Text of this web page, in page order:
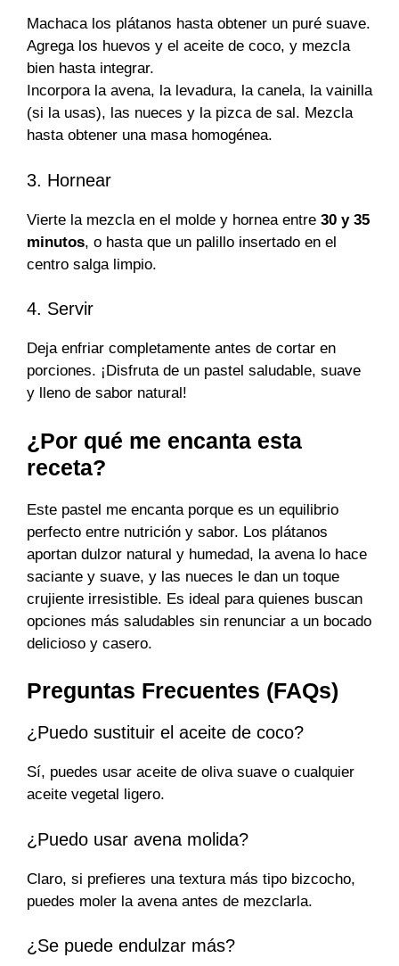
Machaca los plátanos hasta obtener un puré suave.
Agrega los huevos y el aceite de coco, y mezcla
bien hasta integrar.
Incorpora la avena, la levadura, la canela, la vainilla
(si la usas), las nueces y la pizca de sal. Mezcla
hasta obtener una masa homogénea.
3. Hornear
Vierte la mezcla en el molde y hornea entre 30 y 35
minutos, o hasta que un palillo insertado en el
centro salga limpio.
4. Servir
Deja enfriar completamente antes de cortar en
porciones. ¡Disfruta de un pastel saludable, suave
y lleno de sabor natural!
¿Por qué me encanta esta
receta?
Este pastel me encanta porque es un equilibrio
perfecto entre nutrición y sabor. Los plátanos
aportan dulzor natural y humedad, la avena lo hace
saciante y suave, y las nueces le dan un toque
crujiente irresistible. Es ideal para quienes buscan
opciones más saludables sin renunciar a un bocado
delicioso y casero.
Preguntas Frecuentes (FAQs)
¿Puedo sustituir el aceite de coco?
Sí, puedes usar aceite de oliva suave o cualquier
aceite vegetal ligero.
¿Puedo usar avena molida?
Claro, si prefieres una textura más tipo bizcocho,
puedes moler la avena antes de mezclarla.
¿Se puede endulzar más?